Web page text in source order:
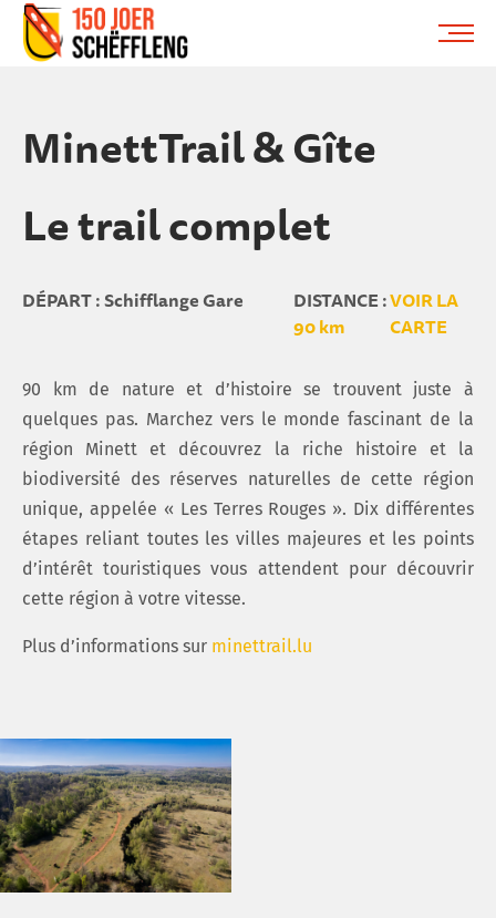
Schifflange, schifflange-logo, gemeng
MinettTrail & Gîte
Le trail complet
DÉPART : Schifflange Gare
DISTANCE :
90 km
VOIR LA
CARTE
90 km de nature et d’histoire se trouvent juste à
quelques pas. Marchez vers le monde fascinant de la
région Minett et découvrez la riche histoire et la
biodiversité des réserves naturelles de cette région
unique, appelée « Les Terres Rouges ». Dix différentes
étapes reliant toutes les villes majeures et les points
d’intérêt touristiques vous attendent pour découvrir
cette région à votre vitesse.
Plus d’informations sur minettrail.lu